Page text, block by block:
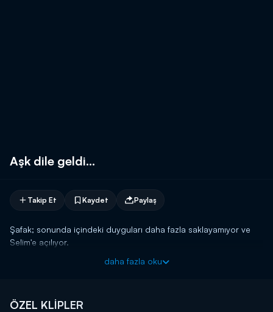
Aşk dile geldi...
Takip Et Kaydet Paylaş
Şafak; sonunda içindeki duyguları daha fazla saklayamıyor ve
Selim'e açılıyor.
daha fazla oku
ÖZEL KLİPLER